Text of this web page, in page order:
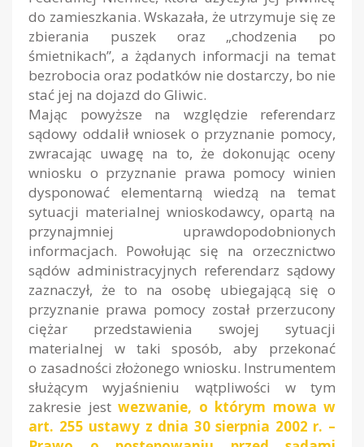
do zamieszkania. Wskazała, że utrzymuje się ze
zbierania puszek oraz „chodzenia po
śmietnikach”, a żądanych informacji na temat
bezrobocia oraz podatków nie dostarczy, bo nie
stać jej na dojazd do Gliwic.
Mając powyższe na względzie referendarz
sądowy oddalił wniosek o przyznanie pomocy,
zwracając uwagę na to, że dokonując oceny
wniosku o przyznanie prawa pomocy winien
dysponować elementarną wiedzą na temat
sytuacji materialnej wnioskodawcy, opartą na
przynajmniej uprawdopodobnionych
informacjach. Powołując się na orzecznictwo
sądów administracyjnych referendarz sądowy
zaznaczył, że to na osobę ubiegającą się o
przyznanie prawa pomocy został przerzucony
ciężar przedstawienia swojej sytuacji
materialnej w taki sposób, aby przekonać
o zasadności złożonego wniosku. Instrumentem
służącym wyjaśnieniu wątpliwości w tym
zakresie jest wezwanie, o którym mowa w
art. 255 ustawy z dnia 30 sierpnia 2002 r. –